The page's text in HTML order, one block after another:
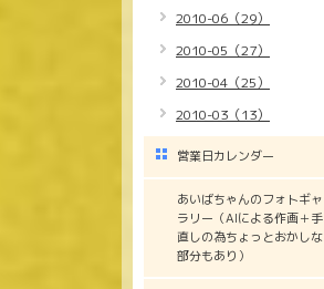
2010-06（29）
2010-05（27）
2010-04（25）
2010-03（13）
営業日カレンダー
あいばちゃんのフォトギャ
ラリー（AIによる作画＋手
直しの為ちょっとおかしな
部分もあり）